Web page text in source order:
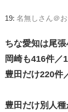
19: 名無しさん＠お
ちな愛知は尾
岡崎も416件／
豊田だけ220件
豊田だけ別人